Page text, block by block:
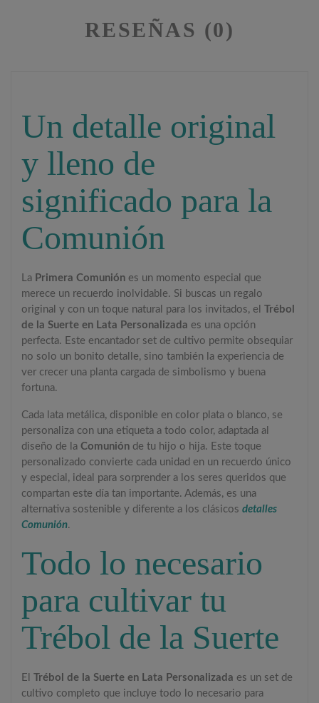
RESEÑAS (0)
Un detalle original
y lleno de
significado para la
Comunión
La Primera Comunión es un momento especial que
merece un recuerdo inolvidable. Si buscas un regalo
original y con un toque natural para los invitados, el Trébol
de la Suerte en Lata Personalizada es una opción
perfecta. Este encantador set de cultivo permite obsequiar
no solo un bonito detalle, sino también la experiencia de
ver crecer una planta cargada de simbolismo y buena
fortuna.
Cada lata metálica, disponible en color plata o blanco, se
personaliza con una etiqueta a todo color, adaptada al
diseño de laComunión de tu hijo o hija. Este toque
personalizado convierte cada unidad en un recuerdo único
y especial, ideal para sorprender a los seres queridos que
compartan este día tan importante. Además, es una
alternativa sostenible y diferente a los clásicosdetalles
Comunión.
Todo lo necesario
para cultivar tu
Trébol de la Suerte
El Trébol de la Suerte en Lata Personalizada es un set de
cultivo completo que incluye todo lo necesario para